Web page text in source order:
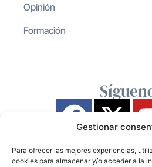
Gestionar
Para ofrecer las mejores experiencias,
cookies para almacenar y/o acceder a la
Opinión
Formación